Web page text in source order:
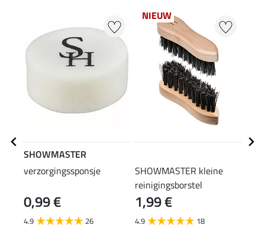
SHOWMASTER
verzorgingssponsje
0,99 €
4.9 26
NIEUW
SHOWMASTER kleine
reinigingsborstel
1,99 €
4.9 18